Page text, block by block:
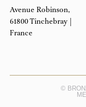
Avenue Robinson,
61800 Tinchebray |
France
©